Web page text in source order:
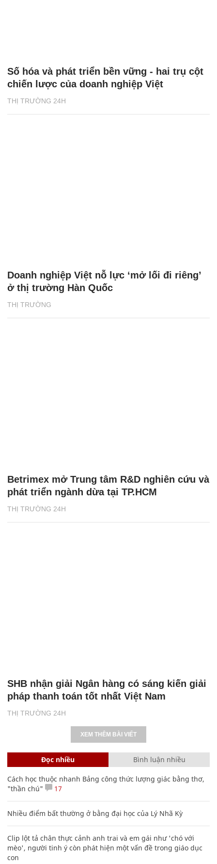
THỊ TRƯỜNG 24H
Số hóa và phát triển bền vững - hai trụ cột
chiến lược của doanh nghiệp Việt
THỊ TRƯỜNG
Doanh nghiệp Việt nỗ lực ‘mở lối đi riêng’
ở thị trường Hàn Quốc
THỊ TRƯỜNG 24H
Betrimex mở Trung tâm R&D nghiên cứu và
phát triển ngành dừa tại TP.HCM
THỊ TRƯỜNG 24H
SHB nhận giải Ngân hàng có sáng kiến giải
pháp thanh toán tốt nhất Việt Nam
XEM THÊM BÀI VIẾT
Đọc nhiều Bình luận nhiều
Cách học thuộc nhanh Bảng công thức lượng giác bằng thơ,
"thần chú"
17
Nhiều điểm bất thường ở bằng đại học của Lý Nhã Kỳ
Clip lột tả chân thực cảnh anh trai và em gái như 'chó với
mèo', người tinh ý còn phát hiện một vấn đề trong giáo dục
con